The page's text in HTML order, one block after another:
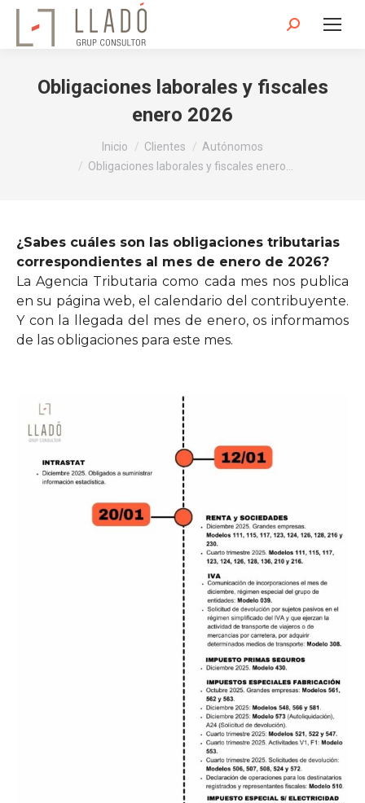
Buscar:
Obligaciones laborales y fiscales
enero 2026
Inicio Clientes
Autónomos
Obligaciones laborales y fiscales enero…
¿Sabes cuáles son las obligaciones tributarias
correspondientes al mes de enero de 2026?
La Agencia Tributaria como cada mes nos publica
en su página web, el calendario del contribuyente.
Y con la llegada del mes de enero, os informamos
de las obligaciones para este mes.